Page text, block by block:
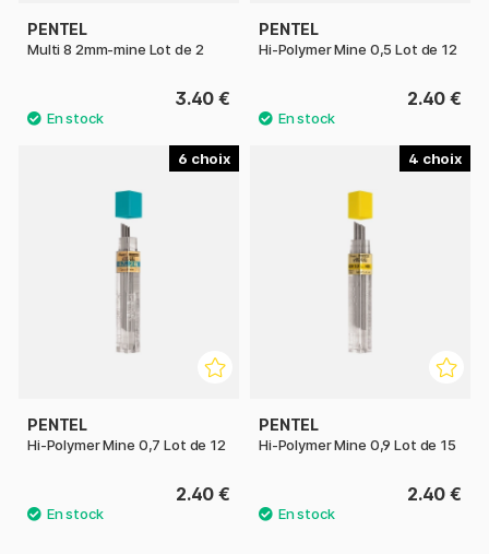
PENTEL
Multi 8 2mm-mine Lot de 2
3.40 €
PENTEL
Hi-Polymer Mine 0,5 Lot de 12
2.40 €
6
PENTEL
Hi-Polymer Mine 0,7 Lot de 12
2.40 €
4
PENTEL
Hi-Polymer Mine 0,9 Lot de 15
2.40 €